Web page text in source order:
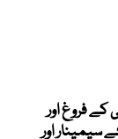
فروغ اور
اور